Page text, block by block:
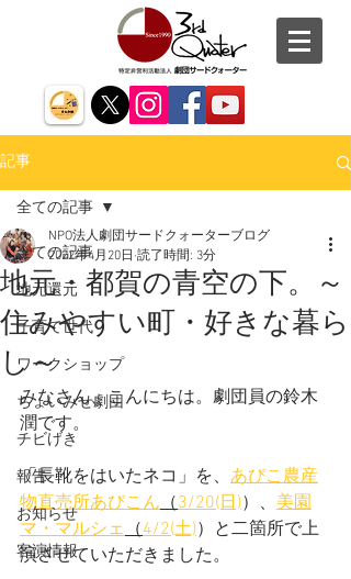
記事
全ての記事
地元還元
子育て世代
ワークショップ
ちょいみせ劇団
チビげき
報告
お知らせ
客演情報
全ての記事
地元・都賀の青空の下。～
住みやすい町・好きな暮ら
し～
NPO法人劇団サードクォーターブログ
2022年4月20日 読了時間: 3分
みなさん、こんにちは。劇団員の鈴木
潤です。
「長靴をはいたネコ」を、 あびこ農産
物直売所あびこん（3/20(日)）、 美園
マ・マルシェ（4/2(土)）と二箇所で上
演させていただきました。